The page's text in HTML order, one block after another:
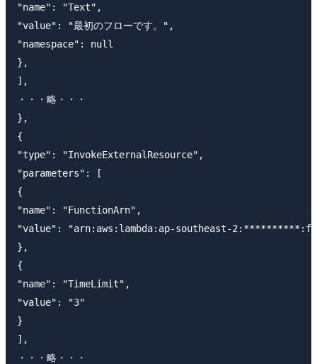
"name": "Text",
"value": "最初のフローです。",
"namespace": null
},
],
・・・略・・・
},
{
"type": "InvokeExternalResource",
"parameters": [
{
"name": "FunctionArn",
"value": "arn:aws:lambda:ap-southeast-
},
{
"name": "TimeLimit",
"value": "3"
}
],
・・・略・・・